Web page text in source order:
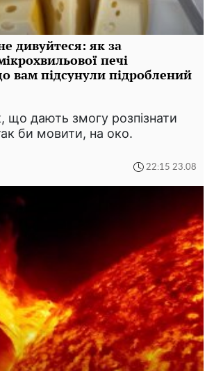
дивуйтеся: як за
печі
вам підсунули підроблений
що дають змогу розпізнати
би мовити, на око.
22:15 23.08